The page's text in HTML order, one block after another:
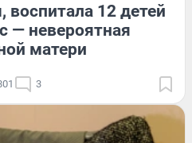
12 детей
— невероятная
матери
3